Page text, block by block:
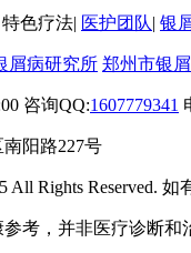
特色疗法| 医护团队| 银
屑病研究所 郑州市银
咨询QQ:1607779341
阳路227号
All Rights Reserved.
考，并非医疗诊断